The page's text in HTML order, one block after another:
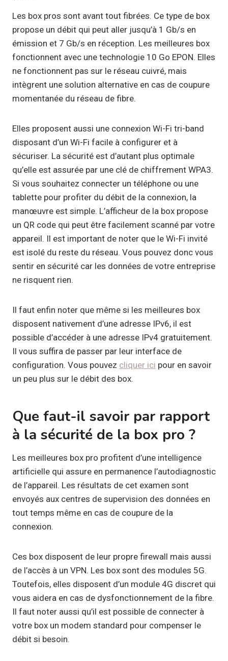
Les box pros sont avant tout fibrées. Ce type de box
propose un débit qui peut aller jusqu’à 1 Gb/s en
émission et 7 Gb/s en réception. Les meilleures box
fonctionnent avec une technologie 10 Go EPON. Elles
ne fonctionnent pas sur le réseau cuivré, mais
intègrent une solution alternative en cas de coupure
momentanée du réseau de fibre.
Elles proposent aussi une connexion Wi-Fi tri-band
disposant d’un Wi-Fi facile à configurer et à
sécuriser. La sécurité est d’autant plus optimale
qu’elle est assurée par une clé de chiffrement WPA3.
Si vous souhaitez connecter un téléphone ou une
tablette pour profiter du débit de la connexion, la
manœuvre est simple. L’afficheur de la box propose
un QR code qui peut être facilement scanné par votre
appareil. Il est important de noter que le Wi-Fi invité
est isolé du reste du réseau. Vous pouvez donc vous
sentir en sécurité car les données de votre entreprise
ne risquent rien.
Il faut enfin noter que même si les meilleures box
disposent nativement d’une adresse IPv6, il est
possible d’accéder à une adresse IPv4 gratuitement.
Il vous suffira de passer par leur interface de
configuration. Vous pouvez cliquer ici pour en savoir
un peu plus sur le débit des box.
Que faut-il savoir par rapport
à la sécurité de la box pro ?
Les meilleures box pro profitent d’une intelligence
artificielle qui assure en permanence l’autodiagnostic
de l’appareil. Les résultats de cet examen sont
envoyés aux centres de supervision des données en
tout temps même en cas de coupure de la
connexion.
Ces box disposent de leur propre firewall mais aussi
de l’accès à un VPN. Les box sont des modules 5G.
Toutefois, elles disposent d’un module 4G discret qui
vous aidera en cas de dysfonctionnement de la fibre.
Il faut noter aussi qu’il est possible de connecter à
votre box un modem standard pour compenser le
débit si besoin.